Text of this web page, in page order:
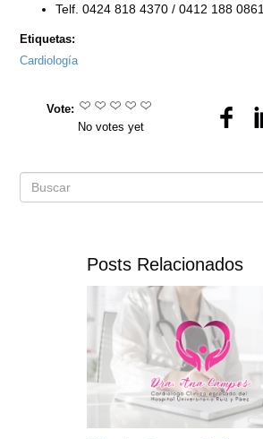
Telf. 0424 818 4370 / 0412 188 0861
Etiquetas:
Cardiología
Vote:
No votes yet
Formulario
búsqueda
Posts Relacionados